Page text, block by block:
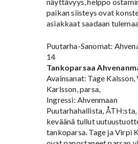
paikan siisteys ovat
asiakkaat saadaan
Puutarha-Sanomat:
14
Tankoparsaa
Avainsanat: Tage
Karlsson, parsa,
Ingressi: Ahvenmaan
Puutarhahallista, ÅTH:sta,
keväänä tullut
tankoparsa. Tage ja Virpi